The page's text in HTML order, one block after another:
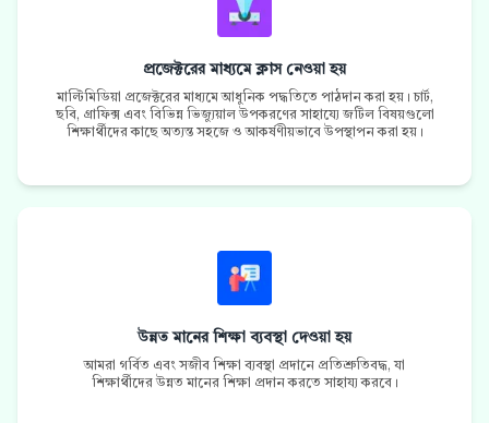
প্রজেক্টরের মাধ্যমে ক্লাস নেওয়া হয়
মাল্টিমিডিয়া প্রজেক্টরের মাধ্যমে আধুনিক পদ্ধতিতে পাঠদান করা হয়। চার্ট,
ছবি, গ্রাফিক্স এবং বিভিন্ন ভিজ্যুয়াল উপকরণের সাহায্যে জটিল বিষয়গুলো
শিক্ষার্থীদের কাছে অত্যন্ত সহজে ও আকর্ষণীয়ভাবে উপস্থাপন করা হয়।
উন্নত মানের শিক্ষা ব্যবস্থা দেওয়া হয়
আমরা গর্বিত এবং সজীব শিক্ষা ব্যবস্থা প্রদানে প্রতিশ্রুতিবদ্ধ, যা
শিক্ষার্থীদের উন্নত মানের শিক্ষা প্রদান করতে সাহায্য করবে।